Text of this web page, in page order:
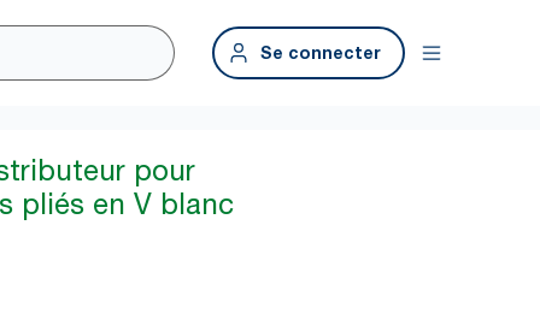
Se connecter
pour
pliés en V blanc